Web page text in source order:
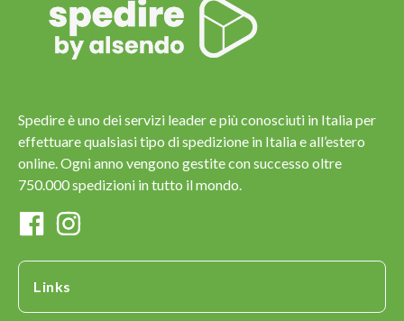
Spedire è uno dei servizi leader e più conosciuti in Italia per
effettuare qualsiasi tipo di spedizione in Italia e all’estero
online. Ogni anno vengono gestite con successo oltre
750.000 spedizioni in tutto il mondo.
Links